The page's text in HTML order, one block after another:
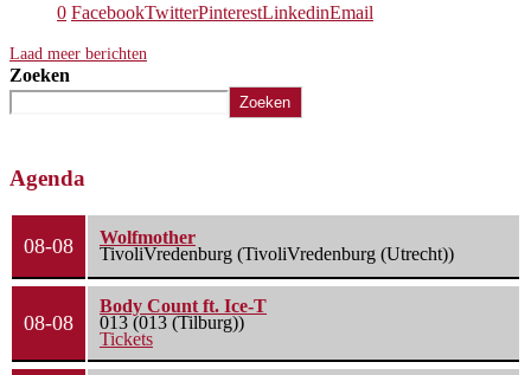
0 FacebookTwitterPinterestLinkedinEmail
Laad meer berichten
Zoeken
Zoeken
Agenda
08-08
Wolfmother
TivoliVredenburg (TivoliVredenburg (Utrecht))
08-08
Body Count ft. Ice-T
013 (013 (Tilburg))
Tickets